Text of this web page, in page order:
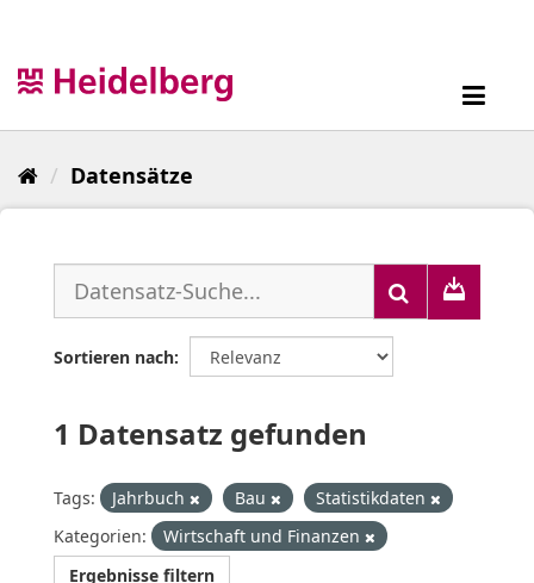
Datensätze
Sortieren nach
1 Datensatz gefunden
Tags: Jahrbuch Bau
Statistikdaten
Kategorien:
Wirtschaft und Finanzen
Ergebnisse filtern